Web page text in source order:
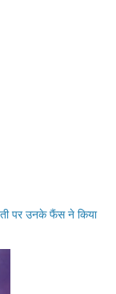
पर उनके फैंस ने किया